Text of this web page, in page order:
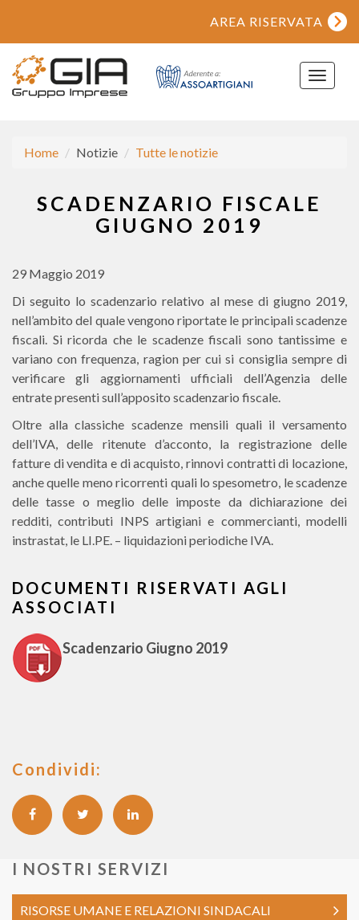
AREA RISERVATA
Toggle
Home Notizie Tutte le notizie
SCADENZARIO FISCALE
GIUGNO 2019
29 Maggio 2019
Di seguito lo scadenzario relativo al mese di giugno 2019,
nell’ambito del quale vengono riportate le principali scadenze
fiscali. Si ricorda che le scadenze fiscali sono tantissime e
variano con frequenza, ragion per cui si consiglia sempre di
verificare gli aggiornamenti ufficiali dell’Agenzia delle
entrate presenti sull’apposito scadenzario fiscale.
Oltre alla classiche scadenze mensili quali il versamento
dell’IVA, delle ritenute d’acconto, la registrazione delle
fatture di vendita e di acquisto, rinnovi contratti di locazione,
anche quelle meno ricorrenti quali lo spesometro, le scadenze
delle tasse o meglio delle imposte da dichiarazione dei
redditi, contributi INPS artigiani e commercianti, modelli
instrastat, le LI.PE. – liquidazioni periodiche IVA.
DOCUMENTI RISERVATI AGLI
ASSOCIATI
Scadenzario Giugno 2019
Condividi:
I NOSTRI SERVIZI
RISORSE UMANE E RELAZIONI SINDACALI